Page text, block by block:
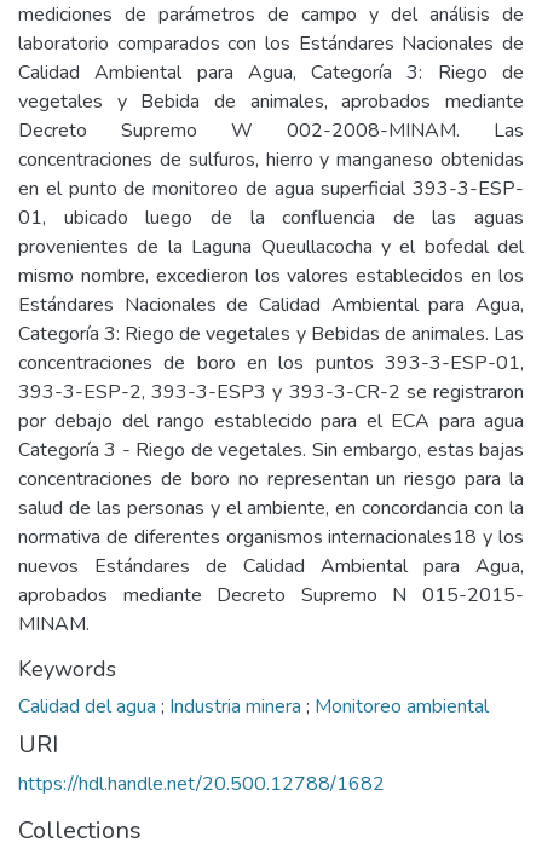
mediciones de parámetros de campo y del análisis de
laboratorio comparados con los Estándares Nacionales de
Calidad Ambiental para Agua, Categoría 3: Riego de
vegetales y Bebida de animales, aprobados mediante
Decreto Supremo W 002-2008-MINAM. Las
concentraciones de sulfuros, hierro y manganeso obtenidas
en el punto de monitoreo de agua superficial 393-3-ESP-
01, ubicado luego de la confluencia de las aguas
provenientes de la Laguna Queullacocha y el bofedal del
mismo nombre, excedieron los valores establecidos en los
Estándares Nacionales de Calidad Ambiental para Agua,
Categoría 3: Riego de vegetales y Bebidas de animales. Las
concentraciones de boro en los puntos 393-3-ESP-01,
393-3-ESP-2, 393-3-ESP3 y 393-3-CR-2 se registraron
por debajo del rango establecido para el ECA para agua
Categoría 3 - Riego de vegetales. Sin embargo, estas bajas
concentraciones de boro no representan un riesgo para la
salud de las personas y el ambiente, en concordancia con la
normativa de diferentes organismos internacionales18 y los
nuevos Estándares de Calidad Ambiental para Agua,
aprobados mediante Decreto Supremo N 015-2015-
MINAM.
Keywords
Calidad del agua ; Industria minera ; Monitoreo ambiental
URI
https://hdl.handle.net/20.500.12788/1682
Collections